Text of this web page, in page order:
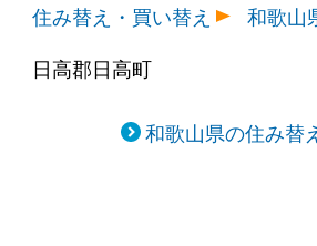
住み替え・買い替え
和歌山
日高郡日高町
和歌山県の住み替